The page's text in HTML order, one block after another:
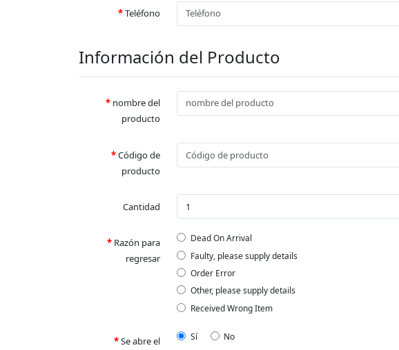
Teléfono
Información del Producto
nombre del
producto
Código de
producto
Cantidad
Razón para
regresar
Dead On Arrival
Faulty, please supply details
Order Error
Other, please supply details
Received Wrong Item
Se abre el Sí No